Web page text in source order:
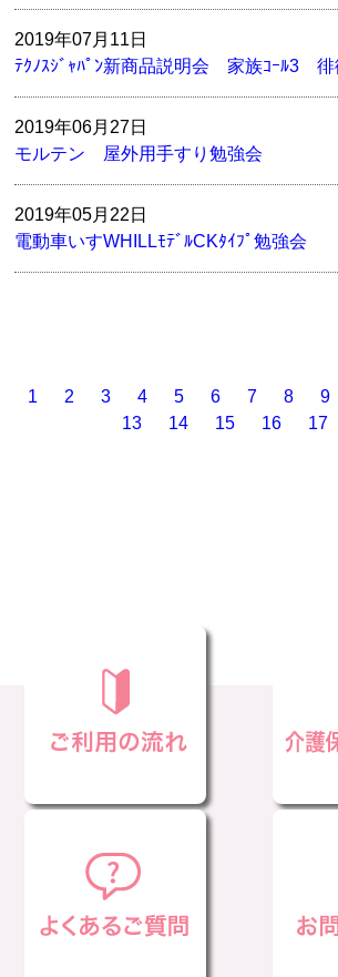
2019年07月11日
ﾃｸﾉｽｼﾞｬﾊﾟﾝ新商品説明会 家族ｺｰﾙ3 徘
2019年06月27日
モルテン 屋外用手すり勉強会
2019年05月22日
電動車いすWHILLﾓﾃﾞﾙCKﾀｲﾌﾟ勉強会
1 2 3 4 5 6 7 8 9
13
14 15 16 17